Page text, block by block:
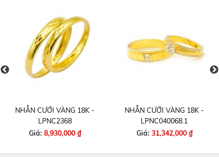
NHẪN CƯỚI VÀNG 18K -
LPNC2368
Giá: 8,930,000 ₫
NHẪN CƯỚI VÀNG 18K -
LPNC040068.1
Giá: 31,342,000 ₫